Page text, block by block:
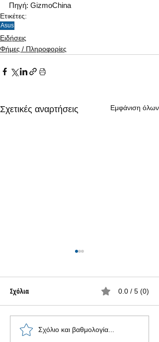
Πηγή: GizmoChina
Ετικέτες:
Asus
Ειδήσεις
Φήμες / Πληροφορίες
Σχετικές αναρτήσεις Εμφάνιση όλων
Τα καινούργια Rog Phone 6D
Σχόλια 0.0 / 5 (0)
Σχόλιο και βαθμολογία...